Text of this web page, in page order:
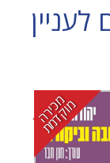
מ
כ
י
ר
ה
מ
ו
ק
ד
מ
ת